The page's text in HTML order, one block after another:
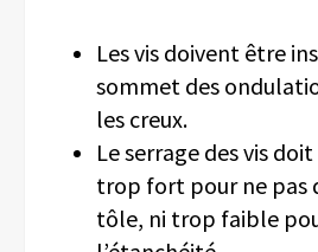
Les vis doivent être
sommet des
les creux.
Le serrage des vis
trop fort pour ne pas
tôle, ni trop faible